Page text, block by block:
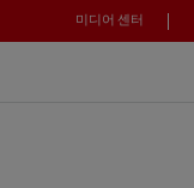
미디어 센터